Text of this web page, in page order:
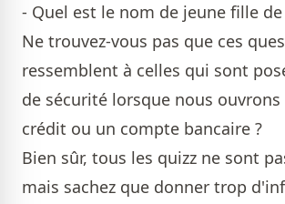
- Quel est le nom de jeune fille
Ne trouvez-vous pas que ces
ressemblent à celles qui sont
de sécurité lorsque nous
crédit ou un compte bancaire ?
Bien sûr, tous les quizz ne sont
mais sachez que donner trop